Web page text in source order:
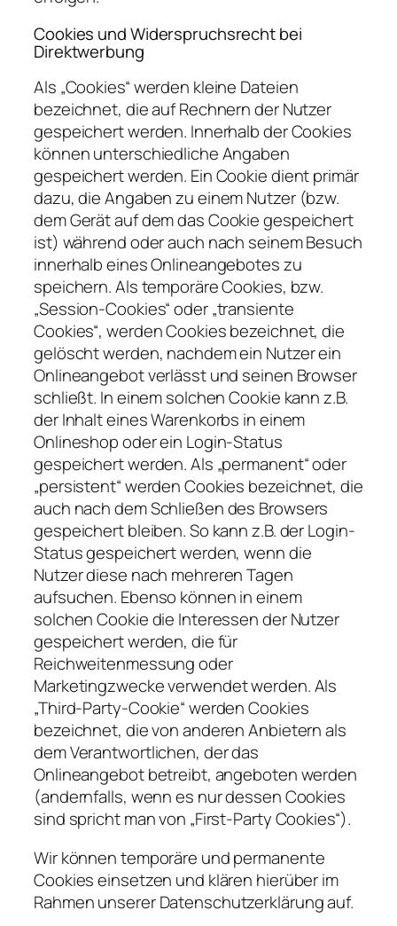
Cookies und Widerspruchsrecht bei
Direktwerbung
Als „Cookies“ werden kleine Dateien
bezeichnet, die auf Rechnern der Nutzer
gespeichert werden. Innerhalb der Cookies
können unterschiedliche Angaben
gespeichert werden. Ein Cookie dient primär
dazu, die Angaben zu einem Nutzer (bzw.
dem Gerät auf dem das Cookie gespeichert
ist) während oder auch nach seinem Besuch
innerhalb eines Onlineangebotes zu
speichern. Als temporäre Cookies, bzw.
„Session-Cookies“ oder „transiente
Cookies“, werden Cookies bezeichnet, die
gelöscht werden, nachdem ein Nutzer ein
Onlineangebot verlässt und seinen Browser
schließt. In einem solchen Cookie kann z.B.
der Inhalt eines Warenkorbs in einem
Onlineshop oder ein Login-Status
gespeichert werden. Als „permanent“ oder
„persistent“ werden Cookies bezeichnet, die
auch nach dem Schließen des Browsers
gespeichert bleiben. So kann z.B. der Login-
Status gespeichert werden, wenn die
Nutzer diese nach mehreren Tagen
aufsuchen. Ebenso können in einem
solchen Cookie die Interessen der Nutzer
gespeichert werden, die für
Reichweitenmessung oder
Marketingzwecke verwendet werden. Als
„Third-Party-Cookie“ werden Cookies
bezeichnet, die von anderen Anbietern als
dem Verantwortlichen, der das
Onlineangebot betreibt, angeboten werden
(andernfalls, wenn es nur dessen Cookies
sind spricht man von „First-Party Cookies“).
Wir können temporäre und permanente
Cookies einsetzen und klären hierüber im
Rahmen unserer Datenschutzerklärung auf.